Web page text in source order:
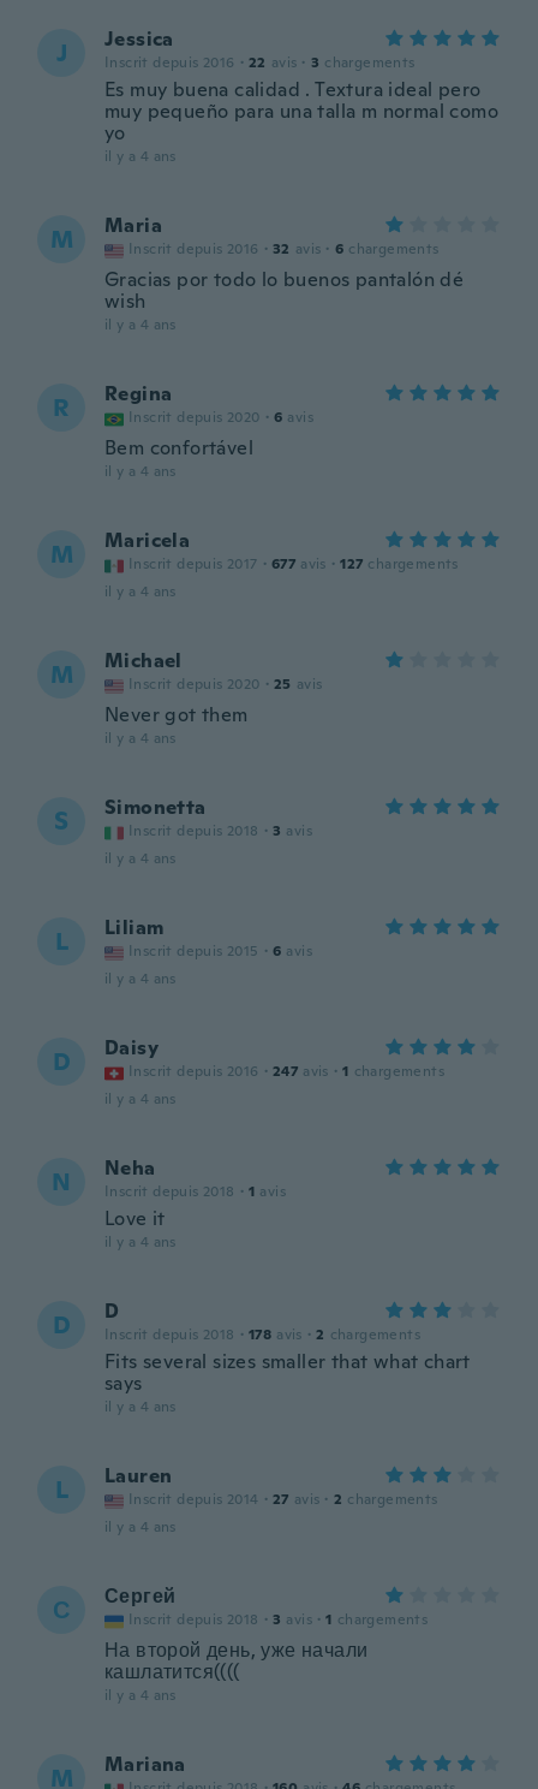
J Jessica
Inscrit depuis 2016 · 22 avis · 3 chargements
Es muy buena calidad . Textura ideal pero
muy pequeño para una talla m normal como
yo
il y a 4 ans
M Maria
Inscrit depuis 2016 · 32 avis · 6 chargements
Gracias por todo lo buenos pantalón dé
wish
il y a 4 ans
R Regina
Inscrit depuis 2020 · 6 avis
Bem confortável
il y a 4 ans
M Maricela
Inscrit depuis 2017 · 677 avis · 127 chargements
il y a 4 ans
M Michael
Inscrit depuis 2020 · 25 avis
Never got them
il y a 4 ans
S Simonetta
Inscrit depuis 2018 · 3 avis
il y a 4 ans
L Liliam
Inscrit depuis 2015 · 6 avis
il y a 4 ans
D Daisy
Inscrit depuis 2016 · 247 avis · 1 chargements
il y a 4 ans
N Neha
Inscrit depuis 2018 · 1 avis
Love it
il y a 4 ans
D D
Inscrit depuis 2018 · 178 avis · 2 chargements
Fits several sizes smaller that what chart
says
il y a 4 ans
L Lauren
Inscrit depuis 2014 · 27 avis · 2 chargements
il y a 4 ans
С Сергей
Inscrit depuis 2018 · 3 avis · 1 chargements
На второй день, уже начали
кашлатится((((
il y a 4 ans
M Mariana